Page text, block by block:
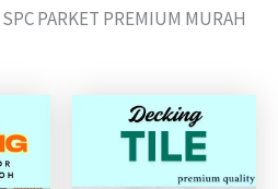
SPC PARKET PREMIUM MURAH